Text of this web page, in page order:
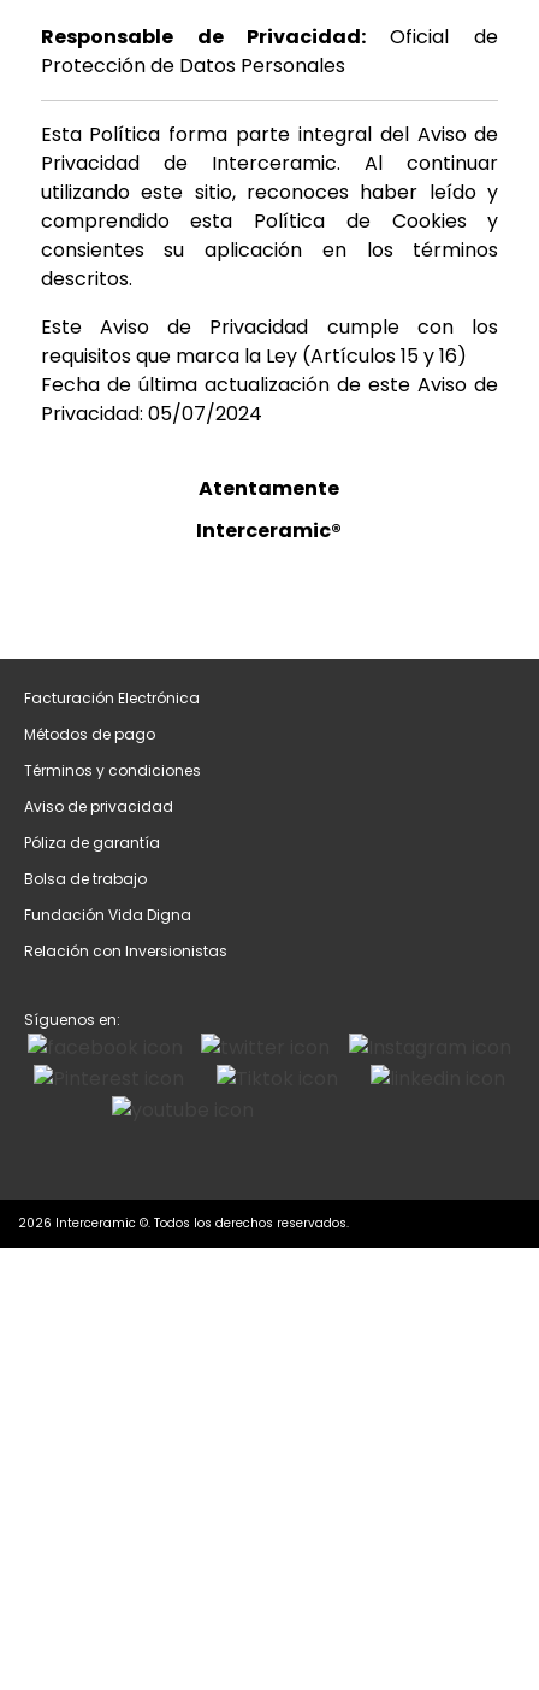
Responsable de Privacidad:Oficial de
Protección de Datos Personales
Esta Política forma parte integral del Aviso de
Privacidad de Interceramic. Al continuar
utilizando este sitio, reconoces haber leído y
comprendido esta Política de Cookies y
consientes su aplicación en los términos
descritos.
Este Aviso de Privacidad cumple con los
requisitos que marca la Ley (Artículos 15 y 16)
Fecha de última actualización de este Aviso de
Privacidad: 05/07/2024
Atentamente
Interceramic®
Facturación Electrónica
Métodos de pago
Términos y condiciones
Aviso de privacidad
Póliza de garantía
Bolsa de trabajo
Fundación Vida Digna
Relación con Inversionistas
Síguenos en:
2026 Interceramic ©. Todos los derechos reservados.